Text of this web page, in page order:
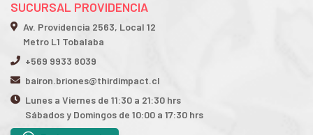
SUCURSAL PROVIDENCIA
Av. Providencia 2563, Local 12
Metro L1 Tobalaba
+569 9933 8039
bairon.briones@thirdimpact.cl
Lunes a Viernes de 11:30 a 21:30 hrs
Sábados y Domingos de 10:00 a 17:30 hrs